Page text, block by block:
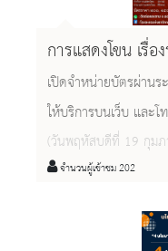
การแสดงโขน เรื่
เปิดจำหน่ายบัตรผ่า
ให้บริการบนเว็บ แล
2569 เป็นต้นไป
(วันพฤหัสบดีที่ 19 กุม
จำนวนผู้เข้าชม 202